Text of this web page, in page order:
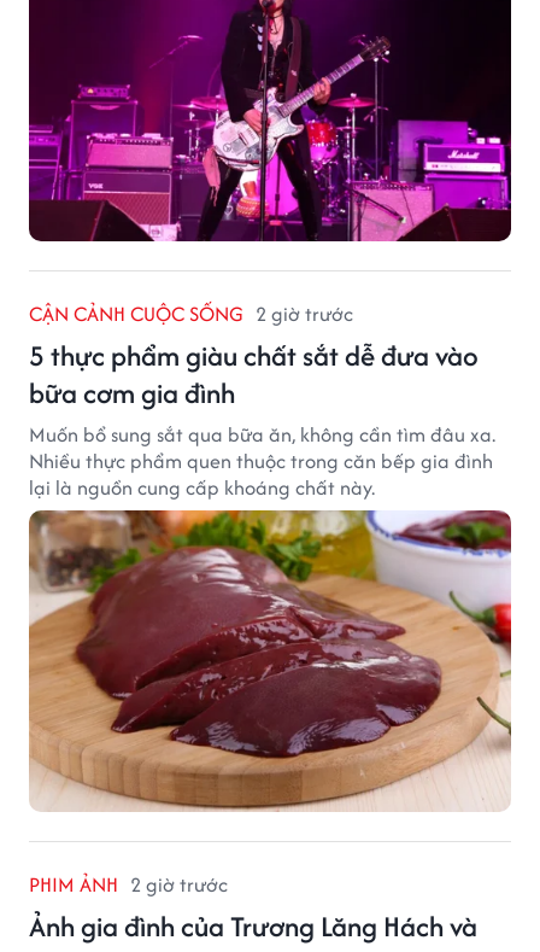
CẬN CẢNH CUỘC SỐNG 2 giờ trước
5 thực phẩm giàu chất sắt dễ đưa vào
bữa cơm gia đình
Muốn bổ sung sắt qua bữa ăn, không cần tìm đâu xa.
Nhiều thực phẩm quen thuộc trong căn bếp gia đình
lại là nguồn cung cấp khoáng chất này.
PHIM ẢNH 2 giờ trước
Ảnh gia đình của Trương Lăng Hách và